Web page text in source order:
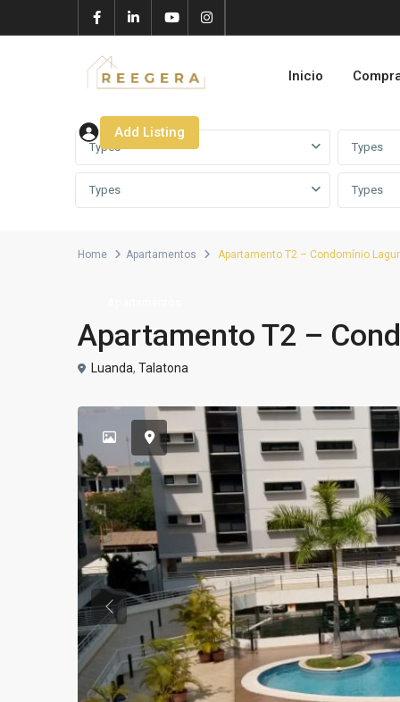
Inicio
Add Listing
Types Types
Types Types
Home Apartamentos Apartamento T2 – Condomínio
Apartamento T2 –
Luanda, Talatona
Previous